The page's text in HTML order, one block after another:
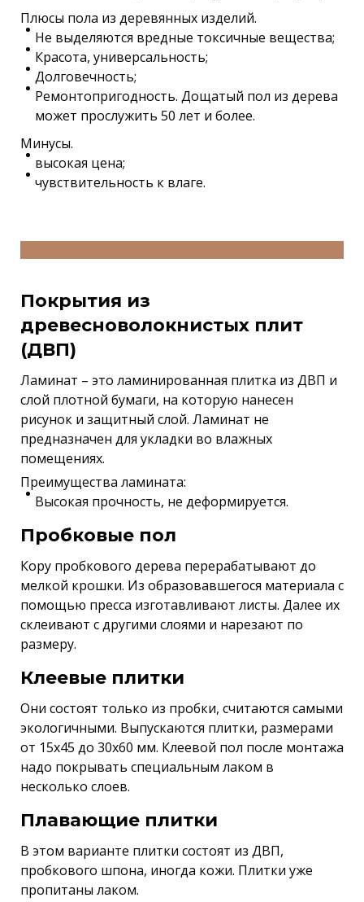
Плюсы пола из деревянных изделий.
Не выделяются вредные токсичные вещества;
Красота, универсальность;
Долговечность;
Ремонтопригодность. Дощатый пол из дерева
может прослужить 50 лет и более.
Минусы.
высокая цена;
чувствительность к влаге.
Покрытия из
древесноволокнистых плит
(ДВП)
Ламинат – это ламинированная плитка из ДВП и
слой плотной бумаги, на которую нанесен
рисунок и защитный слой. Ламинат не
предназначен для укладки во влажных
помещениях.
Преимущества ламината:
Высокая прочность, не деформируется.
Пробковые пол
Кору пробкового дерева перерабатывают до
мелкой крошки. Из образовавшегося материала с
помощью пресса изготавливают листы. Далее их
склеивают с другими слоями и нарезают по
размеру.
Клеевые плитки
Они состоят только из пробки, считаются самыми
экологичными. Выпускаются плитки, размерами
от 15х45 до 30х60 мм. Клеевой пол после монтажа
надо покрывать специальным лаком в
несколько слоев.
Плавающие плитки
В этом варианте плитки состоят из ДВП,
пробкового шпона, иногда кожи. Плитки уже
пропитаны лаком.